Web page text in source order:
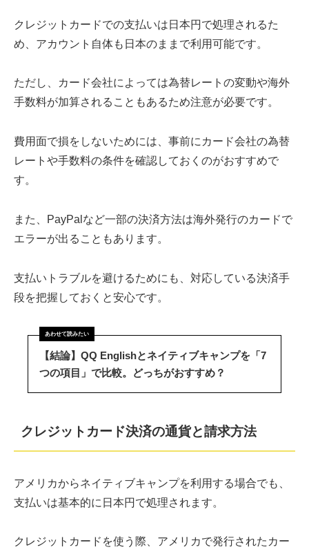
クレジットカードでの支払いは日本円で処理されるた
め、アカウント自体も日本のままで利用可能です。
ただし、カード会社によっては為替レートの変動や海外
手数料が加算されることもあるため注意が必要です。
費用面で損をしないためには、事前にカード会社の為替
レートや手数料の条件を確認しておくのがおすすめで
す。
また、PayPalなど一部の決済方法は海外発行のカードで
エラーが出ることもあります。
支払いトラブルを避けるためにも、対応している決済手
段を把握しておくと安心です。
【結論】QQ Englishとネイティブキャンプを「7
つの項目」で比較。どっちがおすすめ？
クレジットカード決済の通貨と請求方法
アメリカからネイティブキャンプを利用する場合でも、
支払いは基本的に日本円で処理されます。
クレジットカードを使う際、アメリカで発行されたカー